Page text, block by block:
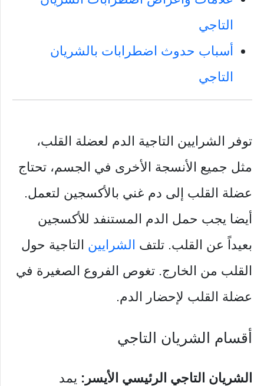
التاجي
أسباب حدوث اضطرابات بالشريان
التاجي
توفر الشرايين التاجية الدم لعضلة القلب،
مثل جميع الأنسجة الأخرى في الجسم، تحتاج
عضلة القلب إلى دم غني بالأكسجين لتعمل.
أيضا يجب حمل الدم المستنفد للأكسجين
بعيداً عن القلب. تلتف الشرايين التاجية حول
القلب من الخارج. تغوص الفروع الصغيرة في
عضلة القلب لإحضار الدم.
أقسام الشريان التاجي
الشريان التاجي الرئيسي الأيسر: يمد